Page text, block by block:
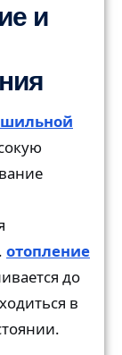
и
отопление
до
в